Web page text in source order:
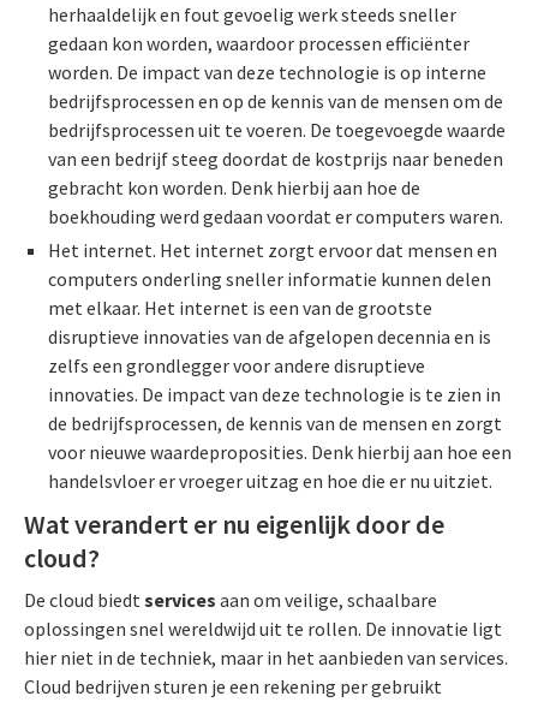
herhaaldelijk en fout gevoelig werk steeds sneller
gedaan kon worden, waardoor processen efficiënter
worden. De impact van deze technologie is op interne
bedrijfsprocessen en op de kennis van de mensen om de
bedrijfsprocessen uit te voeren. De toegevoegde waarde
van een bedrijf steeg doordat de kostprijs naar beneden
gebracht kon worden. Denk hierbij aan hoe de
boekhouding werd gedaan voordat er computers waren.
Het internet. Het internet zorgt ervoor dat mensen en
computers onderling sneller informatie kunnen delen
met elkaar. Het internet is een van de grootste
disruptieve innovaties van de afgelopen decennia en is
zelfs een grondlegger voor andere disruptieve
innovaties. De impact van deze technologie is te zien in
de bedrijfsprocessen, de kennis van de mensen en zorgt
voor nieuwe waardeproposities. Denk hierbij aan hoe een
handelsvloer er vroeger uitzag en hoe die er nu uitziet.
Wat verandert er nu eigenlijk door de
cloud?
De cloud biedtservices aan om veilige, schaalbare
oplossingen snel wereldwijd uit te rollen. De innovatie ligt
hier niet in de techniek, maar in het aanbieden van services.
Cloud bedrijven sturen je een rekening per gebruikt